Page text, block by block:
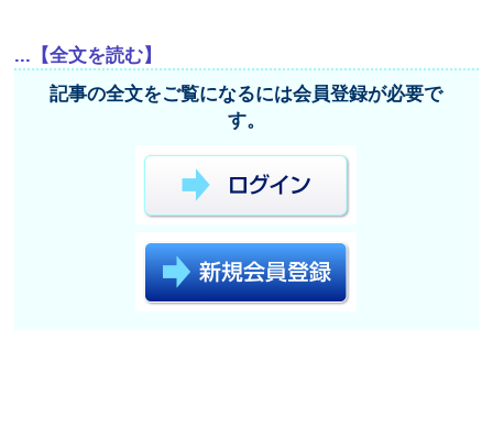
...【全文を読む】
記事の全文をご覧になるには会員登録が必要で
す。